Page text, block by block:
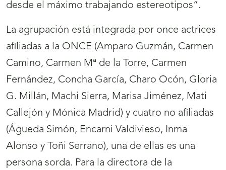
desde el máximo trabajando estereotipos”.
La agrupación está integrada por once actrices
afiliadas a la ONCE (Amparo Guzmán, Carmen
Camino, Carmen Mª de la Torre, Carmen
Fernández, Concha García, Charo Ocón, Gloria
G. Millán, Machi Sierra, Marisa Jiménez, Mati
Callejón y Mónica Madrid) y cuatro no afiliadas
(Águeda Simón, Encarni Valdivieso, Inma
Alonso y Toñi Serrano), una de ellas es una
persona sorda. Para la directora de la